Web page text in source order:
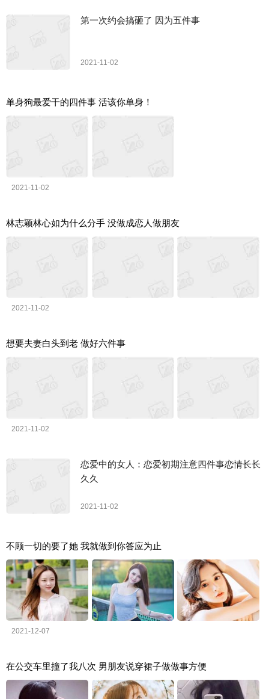
第一次约会搞砸了 因为五件事
2021-11-02
单身狗最爱干的四件事 活该你单身！
2021-11-02
林志颖林心如为什么分手 没做成恋人做朋友
2021-11-02
想要夫妻白头到老 做好六件事
2021-11-02
恋爱中的女人：恋爱初期注意四件事恋情长长
久久
2021-11-02
不顾一切的要了她 我就做到你答应为止
2021-12-07
在公交车里撞了我八次 男朋友说穿裙子做做事方便